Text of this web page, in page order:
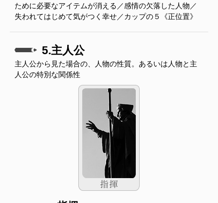
ために必要なアイテムが消える／感情の欠落した人物／
失われてはじめて気がつく幸せ／カップの５《正位置》
5.主人公
主人公から見た場合の、人物の性質。あるいは人物と主
人公の特別な関係性